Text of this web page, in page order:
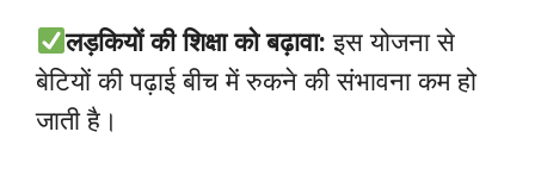
लड़कियों की शिक्षा को बढ़ावा: इस योजना से
बेटियों की पढ़ाई बीच में रुकने की संभावना कम हो
जाती है।